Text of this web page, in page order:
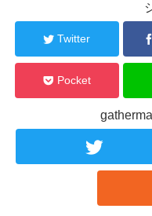
Twitter
Pocket